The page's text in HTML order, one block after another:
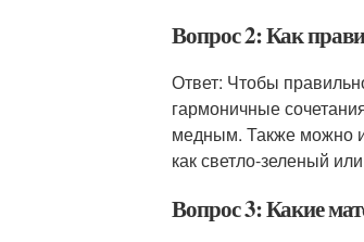
Вопрос 2: Как
Ответ: Чтобы
гармоничные
медным. Также можно
как светло-зеленый
Вопрос 3: Какие